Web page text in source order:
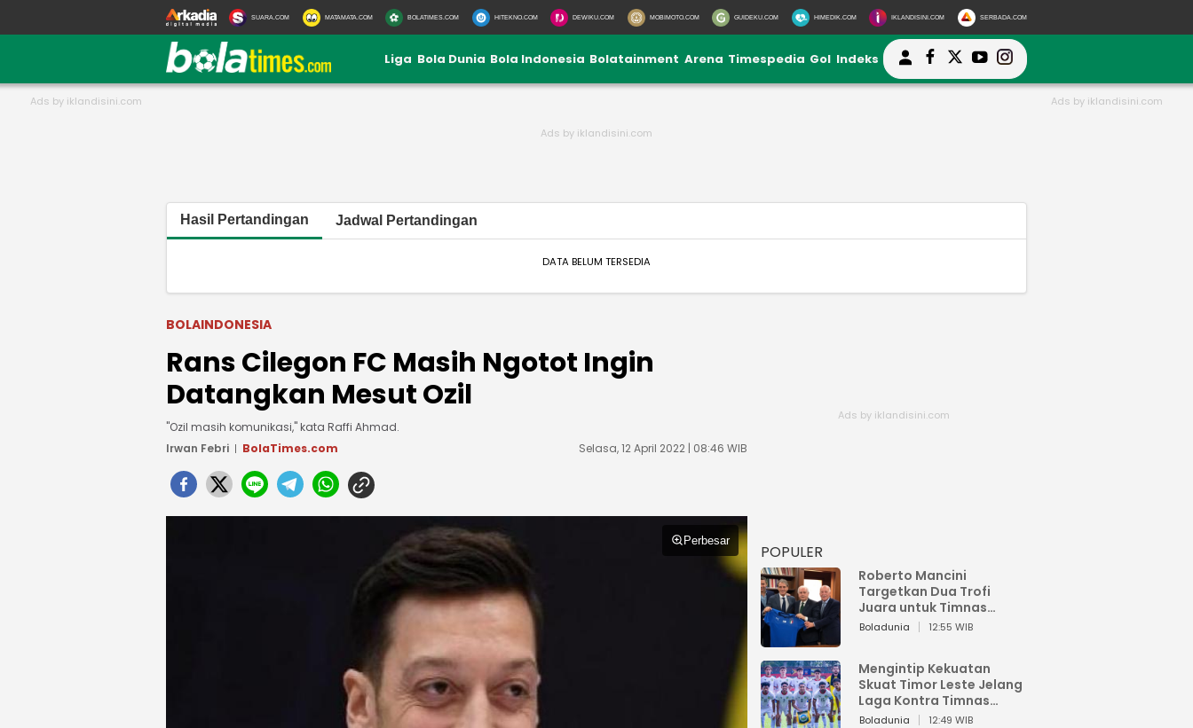
SUARA.COM MATAMATA.COM BOLATIMES.COM HITEKNO.COM DEWIKU.COM MOBIMOTO.COM GUIDEKU.COM HIMEDIK.COM IKLANDISINI.COM SERBADA.COM
Liga Bola Dunia Bola Indonesia Bolatainment Arena Timespedia Gol Indeks
Hasil Pertandingan Jadwal Pertandingan
DATA BELUM TERSEDIA
BOLAINDONESIA
Rans Cilegon FC Masih Ngotot Ingin
Datangkan Mesut Ozil
"Ozil masih komunikasi," kata Raffi Ahmad.
Irwan Febri
BolaTimes.com Selasa, 12 April 2022 | 08:46 WIB
Perbesar
POPULER
Roberto Mancini
Targetkan Dua Trofi
Juara untuk Timnas
Italia
Boladunia 12:55 WIB
Mengintip Kekuatan
Skuat Timor Leste Jelang
Laga Kontra Timnas
Indonesia di Piala AFF
Boladunia 12:49 WIB